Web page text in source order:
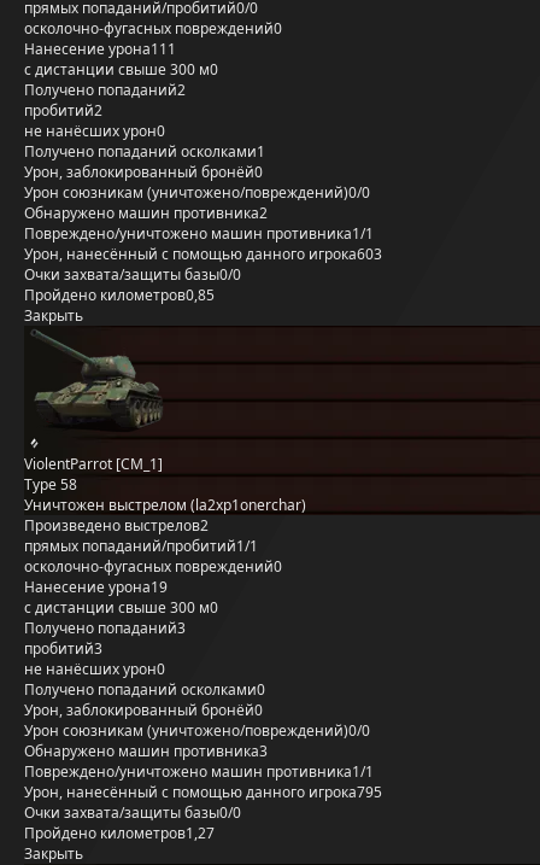
прямых попаданий/пробитий0/0
осколочно-фугасных повреждений0
Нанесение урона111
с дистанции свыше 300 м0
Получено попаданий2
пробитий2
не нанёсших урон0
Получено попаданий осколками1
Урон, заблокированный бронёй0
Урон союзникам (уничтожено/повреждений)0/0
Обнаружено машин противника2
Повреждено/уничтожено машин противника1/1
Урон, нанесённый с помощью данного игрока603
Очки захвата/защиты базы0/0
Пройдено километров0,85
Закрыть
ViolentParrot [CM_1]
Type 58
Уничтожен выстрелом (la2xp1onerchar)
Произведено выстрелов2
прямых попаданий/пробитий1/1
осколочно-фугасных повреждений0
Нанесение урона19
с дистанции свыше 300 м0
Получено попаданий3
пробитий3
не нанёсших урон0
Получено попаданий осколками0
Урон, заблокированный бронёй0
Урон союзникам (уничтожено/повреждений)0/0
Обнаружено машин противника3
Повреждено/уничтожено машин противника1/1
Урон, нанесённый с помощью данного игрока795
Очки захвата/защиты базы0/0
Пройдено километров1,27
Закрыть